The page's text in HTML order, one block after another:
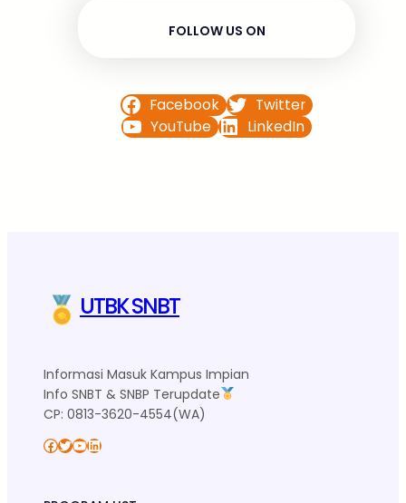
FOLLOW US ON
Facebook
Twitter
YouTube
LinkedIn
UTBK SNBT
Informasi Masuk Kampus Impian
Info SNBT & SNBP Terupdate
CP: 0813-3620-4554(WA)
Facebook Twitter YouTube LinkedIn